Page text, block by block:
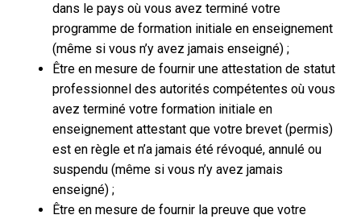
dans le pays où vous avez terminé votre
programme de formation initiale en enseignement
(même si vous n’y avez jamais enseigné) ;
Être en mesure de fournir une attestation de statut
professionnel des autorités compétentes où vous
avez terminé votre formation initiale en
enseignement attestant que votre brevet (permis)
est en règle et n’a jamais été révoqué, annulé ou
suspendu (même si vous n’y avez jamais
enseigné) ;
Être en mesure de fournir la preuve que votre